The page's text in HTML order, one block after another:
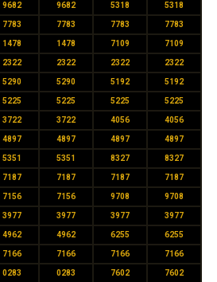
9682 9682 5318 5318
7783 7783 7783 7783
1478 1478 7109 7109
2322 2322 2322 2322
5290 5290 5192 5192
5225 5225 5225 5225
3722 3722 4056 4056
4897 4897 4897 4897
5351 5351 8327 8327
7187 7187 7187 7187
7156 7156 9708 9708
3977 3977 3977 3977
4962 4962 6255 6255
7166 7166 7166 7166
0283 0283 7602 7602